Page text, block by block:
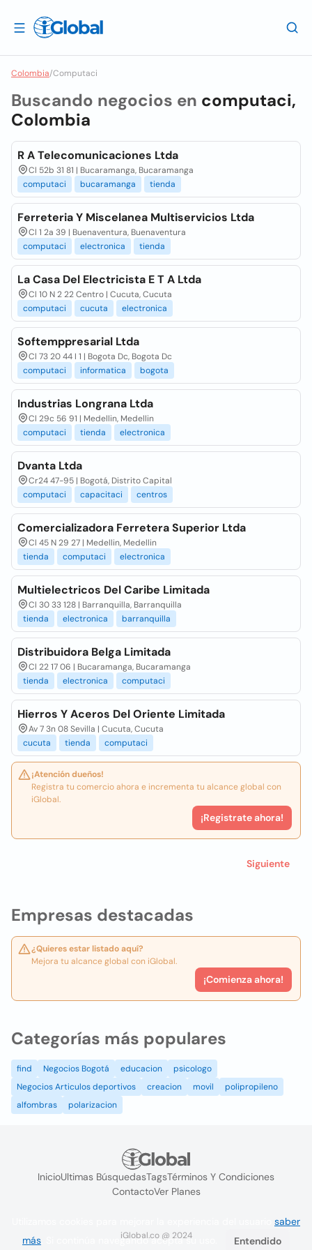
Colombia/Computaci
Empresas destacadas
¿Quieres estar listado aquí?
Mejora tu alcance global con iGlobal.
¡Comienza ahora!
Buscando negocios en computaci,
Colombia
R A Telecomunicaciones Ltda
Cl 52b 31 81 | Bucaramanga, Bucaramanga
computaci
bucaramanga tienda
Ferreteria Y Miscelanea Multiservicios Ltda
Cl 1 2a 39 | Buenaventura, Buenaventura
computaci
electronica tienda
La Casa Del Electricista E T A Ltda
Cl 10 N 2 22 Centro | Cucuta, Cucuta
computaci
cucuta electronica
Softemppresarial Ltda
Cl 73 20 44 I 1 | Bogota Dc, Bogota Dc
computaci
informatica bogota
Industrias Longrana Ltda
Cl 29c 56 91 | Medellin, Medellin
computaci
tienda electronica
Dvanta Ltda
Cr24 47-95 | Bogotá, Distrito Capital
computaci
capacitaci centros
Comercializadora Ferretera Superior Ltda
Cl 45 N 29 27 | Medellin, Medellin
tienda
computaci electronica
Multielectricos Del Caribe Limitada
Cl 30 33 128 | Barranquilla, Barranquilla
tienda
electronica barranquilla
Distribuidora Belga Limitada
Cl 22 17 06 | Bucaramanga, Bucaramanga
tienda
electronica computaci
Hierros Y Aceros Del Oriente Limitada
Av 7 3n 08 Sevilla | Cucuta, Cucuta
cucuta
tienda computaci
¡Atención dueños!
Registra tu comercio ahora e incrementa tu alcance global con
iGlobal.
¡Registrate ahora!
Siguiente
Categorías más populares
find Negocios Bogotá educacion
psicologo
Negocios Articulos deportivos
creacion movil
polipropileno
alfombras
polarizacion
InicioUltimas BúsquedasTagsTérminos Y Condiciones
ContactoVer Planes
iGlobal.co @ 2024
saber
más . Si continúa navegando acepta su uso. Entendido